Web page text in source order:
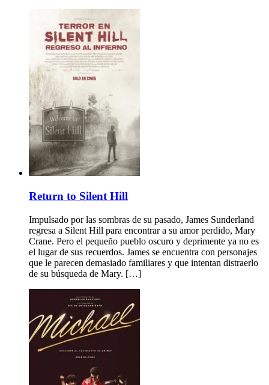
Return to Silent Hill
Impulsado por las sombras de su pasado, James Sunderland
regresa a Silent Hill para encontrar a su amor perdido, Mary
Crane. Pero el pequeño pueblo oscuro y deprimente ya no es
el lugar de sus recuerdos. James se encuentra con personajes
que le parecen demasiado familiares y que intentan distraerlo
de su búsqueda de Mary. […]